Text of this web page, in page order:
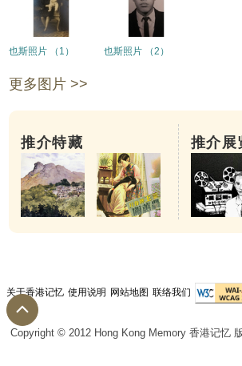
也斯照片 （1） 也斯照片 （2）
更多图片 >>
推介特藏 推介展
关于香港记忆 使用说明 网站地图 联络我们
Copyright © 2012 Hong Kong Memory 香港记忆